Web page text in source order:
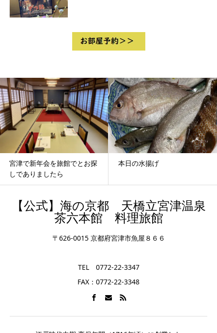
本日の水揚げ
ぶりしゃぶの食べれる旅館
【公式】海の京都 天橋立宮津温泉
茶六本館 料理旅館
〒626-0015 京都府宮津市魚屋８６６
TEL 0772-22-3347
FAX：0772-22-3348